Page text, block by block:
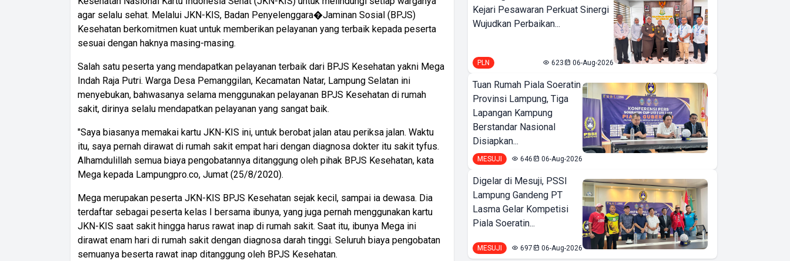
agar selalu sehat. Melalui JKN-KIS, Badan Penyelenggara�Jaminan Sosial (BPJS)
Kesehatan berkomitmen kuat untuk memberikan pelayanan yang terbaik kepada peserta
sesuai dengan haknya masing-masing.
Salah satu peserta yang mendapatkan pelayanan terbaik dari BPJS Kesehatan yakni Mega
Indah Raja Putri. Warga Desa Pemanggilan, Kecamatan Natar, Lampung Selatan ini
menyebukan, bahwasanya selama menggunakan pelayanan BPJS Kesehatan di rumah
sakit, dirinya selalu mendapatkan pelayanan yang sangat baik.
"Saya biasanya memakai kartu JKN-KIS ini, untuk berobat jalan atau periksa jalan. Waktu
itu, saya pernah dirawat di rumah sakit empat hari dengan diagnosa dokter itu sakit tyfus.
Alhamdulillah semua biaya pengobatannya ditanggung oleh pihak BPJS Kesehatan, kata
Mega kepada Lampungpro.co, Jumat (25/8/2020).
Mega merupakan peserta JKN-KIS BPJS Kesehatan sejak kecil, sampai ia dewasa. Dia
terdaftar sebagai peserta kelas I bersama ibunya, yang juga pernah menggunakan kartu
JKN-KIS saat sakit hingga harus rawat inap di rumah sakit. Saat itu, ibunya Mega ini
dirawat enam hari di rumah sakit dengan diagnosa darah tinggi. Seluruh biaya pengobatan
semuanya beserta rawat inap ditanggung oleh BPJS Kesehatan.
Kejari Pesawaran Perkuat Sinergi
Wujudkan Perbaikan...
PLN 623 06-Aug-2026
Tuan Rumah Piala Soeratin
Provinsi Lampung, Tiga
Lapangan Kampung
Berstandar Nasional
Disiapkan...
MESUJI 646 06-Aug-2026
Digelar di Mesuji, PSSI
Lampung Gandeng PT
Lasma Gelar Kompetisi
Piala Soeratin...
MESUJI 697 06-Aug-2026